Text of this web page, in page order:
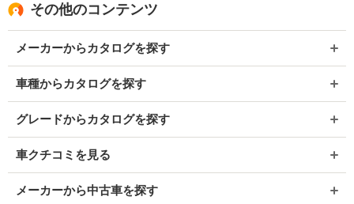
その他のコンテンツ
メーカーからカタログを探す
車種からカタログを探す
グレードからカタログを探す
車クチコミを見る
メーカーから中古車を探す